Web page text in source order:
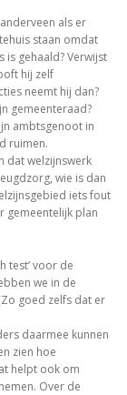
als er
staan omdat
is gehaald? Verwijst
hij zelf
neemt hij dan?
gemeenteraad?
ambtsgenoot in
ruimen.
dat welzijnswerk
wie is dan
iets fout
gemeentelijk plan
test’ voor de
we in de
goed zelfs dat er
daarmee kunnen
zien hoe
helpt ook om
Over de